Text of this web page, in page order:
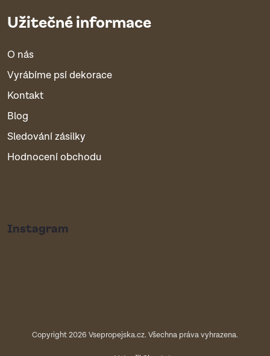
Užitečné informace
O nás
Vyrábíme psí dekorace
Kontakt
Blog
Sledování zásilky
Hodnocení obchodu
Instagram
Copyright 2026 Vsepropejska.cz. Všechna práva vyhrazena.